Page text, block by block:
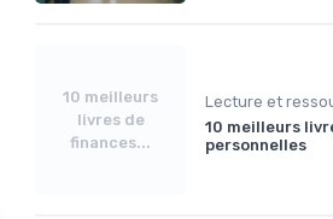
10 meilleurs
livres de
finances...
10 meilleurs
personnelles